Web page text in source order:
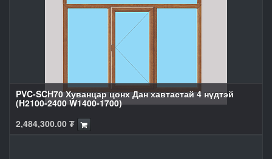
PVC-SCH70 Хуванцар цонх Дан хавтастай 4 нүдтэй
(H2100-2400 W1400-1700)
2,484,300.00 ₮